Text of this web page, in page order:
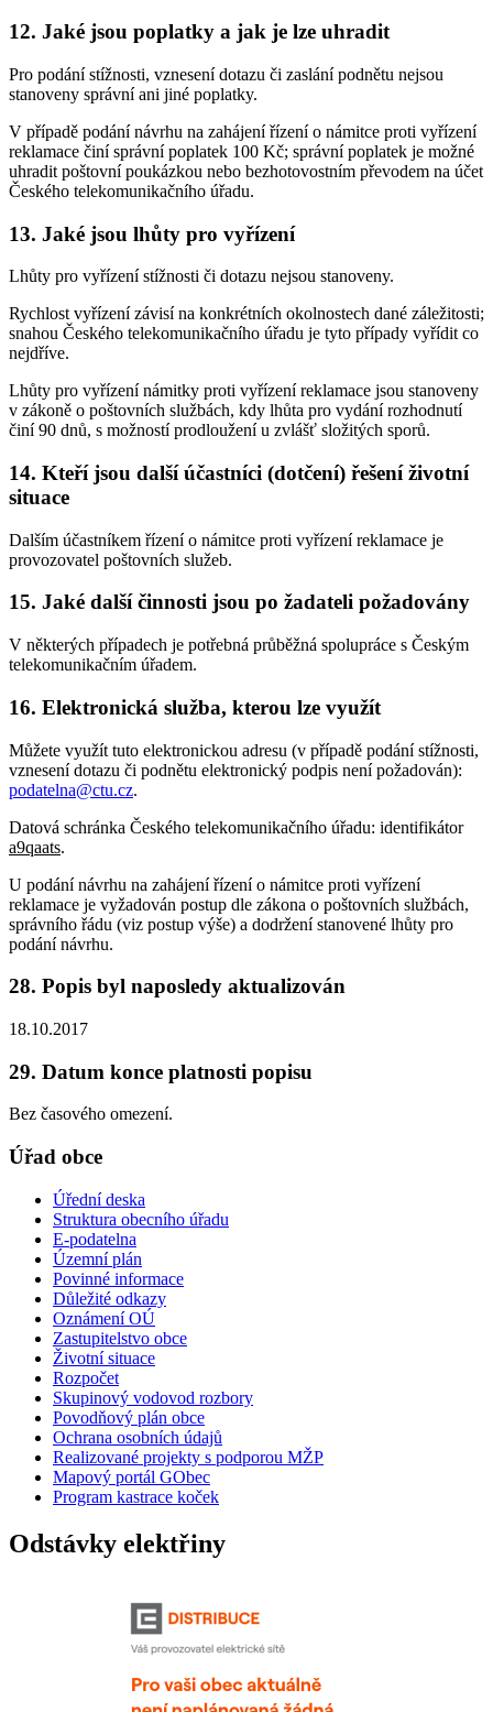
12. Jaké jsou poplatky a jak je lze uhradit
Pro podání stížnosti, vznesení dotazu či zaslání podnětu nejsou
stanoveny správní ani jiné poplatky.
V případě podání návrhu na zahájení řízení o námitce proti vyřízení
reklamace činí správní poplatek 100 Kč; správní poplatek je možné
uhradit poštovní poukázkou nebo bezhotovostním převodem na účet
Českého telekomunikačního úřadu.
13. Jaké jsou lhůty pro vyřízení
Lhůty pro vyřízení stížnosti či dotazu nejsou stanoveny.
Rychlost vyřízení závisí na konkrétních okolnostech dané záležitosti;
snahou Českého telekomunikačního úřadu je tyto případy vyřídit co
nejdříve.
Lhůty pro vyřízení námitky proti vyřízení reklamace jsou stanoveny
v zákoně o poštovních službách, kdy lhůta pro vydání rozhodnutí
činí 90 dnů, s možností prodloužení u zvlášť složitých sporů.
14. Kteří jsou další účastníci (dotčení) řešení životní
situace
Dalším účastníkem řízení o námitce proti vyřízení reklamace je
provozovatel poštovních služeb.
15. Jaké další činnosti jsou po žadateli požadovány
V některých případech je potřebná průběžná spolupráce s Českým
telekomunikačním úřadem.
16. Elektronická služba, kterou lze využít
Můžete využít tuto elektronickou adresu (v případě podání stížnosti,
vznesení dotazu či podnětu elektronický podpis není požadován):
podatelna@ctu.cz.
Datová schránka Českého telekomunikačního úřadu: identifikátor
a9qaats.
U podání návrhu na zahájení řízení o námitce proti vyřízení
reklamace je vyžadován postup dle zákona o poštovních službách,
správního řádu (viz postup výše) a dodržení stanovené lhůty pro
podání návrhu.
28. Popis byl naposledy aktualizován
18.10.2017
29. Datum konce platnosti popisu
Bez časového omezení.
Úřad obce
Úřední deska
Struktura obecního úřadu
E-podatelna
Územní plán
Povinné informace
Důležité odkazy
Oznámení OÚ
Zastupitelstvo obce
Životní situace
Rozpočet
Skupinový vodovod rozbory
Povodňový plán obce
Ochrana osobních údajů
Realizované projekty s podporou MŽP
Mapový portál GObec
Program kastrace koček
Odstávky elektřiny